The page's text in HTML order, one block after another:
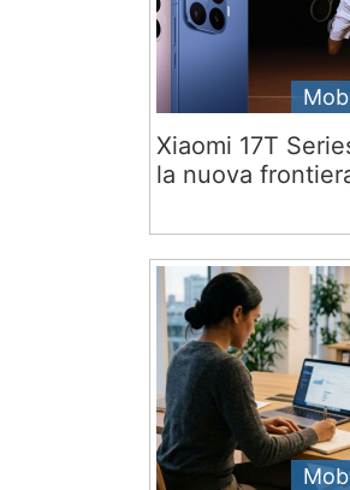
Xiaomi 17T
la nuova